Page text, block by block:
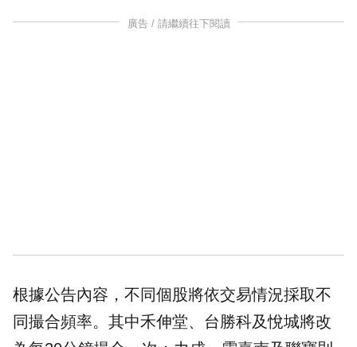
廣告 / 請繼續往下閱讀
根據公告內容，不同個股將依交易情況採取不
同撮合頻率。其中禾伸堂、台勝科及悅城將改